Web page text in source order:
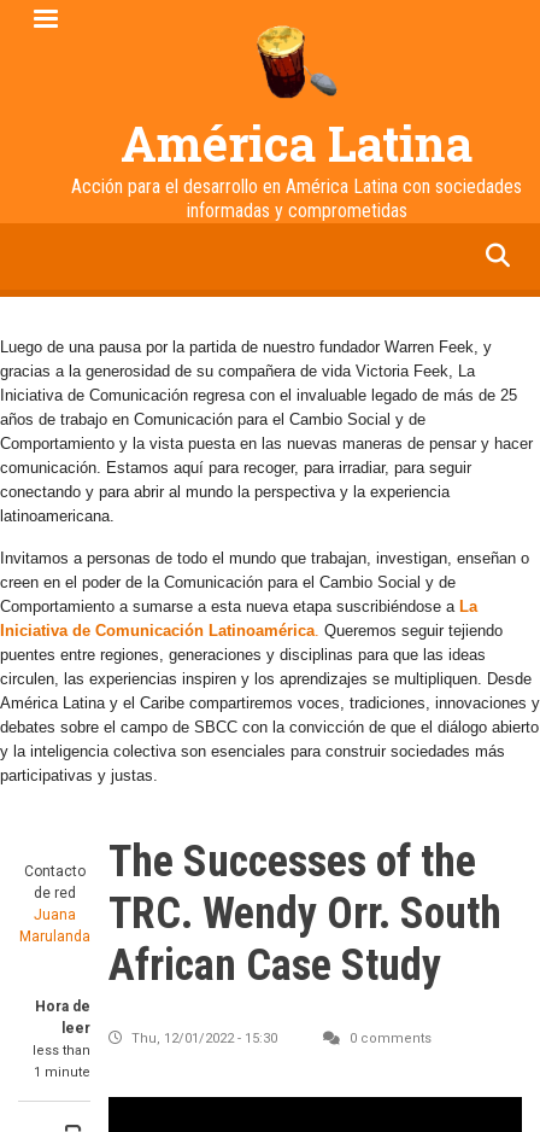
Pasar
América Latina
Acción para el desarrollo en América Latina con sociedades
informadas y comprometidas
Luego de una pausa por la partida de nuestro fundador Warren Feek, y
gracias a la generosidad de su compañera de vida Victoria Feek, La
Iniciativa de Comunicación regresa con el invaluable legado de más de 25
años de trabajo en Comunicación para el Cambio Social y de
Comportamiento y la vista puesta en las nuevas maneras de pensar y hacer
comunicación. Estamos aquí para recoger, para irradiar, para seguir
conectando y para abrir al mundo la perspectiva y la experiencia
latinoamericana.
Invitamos a personas de todo el mundo que trabajan, investigan, enseñan o
creen en el poder de la Comunicación para el Cambio Social y de
Comportamiento a sumarse a esta nueva etapa suscribiéndose a La
Iniciativa de Comunicación Latinoamérica. Queremos seguir tejiendo
puentes entre regiones, generaciones y disciplinas para que las ideas
circulen, las experiencias inspiren y los aprendizajes se multipliquen. Desde
América Latina y el Caribe compartiremos voces, tradiciones, innovaciones y
debates sobre el campo de SBCC con la convicción de que el diálogo abierto
y la inteligencia colectiva son esenciales para construir sociedades más
participativas y justas.
Contacto
de red
Juana
Marulanda
Hora de
leer
less than
1 minute
The Successes of the
TRC. Wendy Orr. South
African Case Study
Thu, 12/01/2022 - 15:30 0 comments